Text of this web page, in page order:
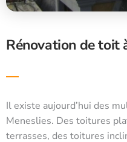
Rénovation de toit
Il existe aujourd’hui des
Meneslies. Des toitures
terrasses, des toitures